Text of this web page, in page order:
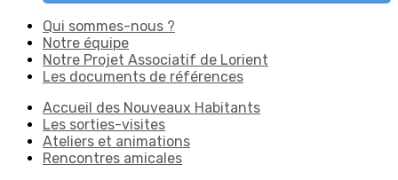
Qui sommes-nous ?
Notre équipe
Notre Projet Associatif de Lorient
Les documents de références
Accueil des Nouveaux Habitants
Les sorties-visites
Ateliers et animations
Rencontres amicales